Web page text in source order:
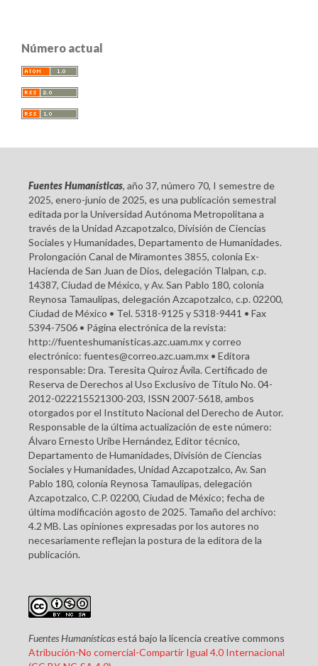
Número actual
Fuentes Humanísticas, año 37, número 70, I semestre de
2025, enero-junio de 2025, es una publicación semestral
editada por la Universidad Autónoma Metropolitana a
través de la Unidad Azcapotzalco, División de Ciencias
Sociales y Humanidades, Departamento de Humanidades.
Prolongación Canal de Miramontes 3855, colonia Ex-
Hacienda de San Juan de Dios, delegación Tlalpan, c.p.
14387, Ciudad de México, y Av. San Pablo 180, colonia
Reynosa Tamaulipas, delegación Azcapotzalco, c.p. 02200,
Ciudad de México • Tel. 5318-9125 y 5318-9441 • Fax
5394-7506 • Página electrónica de la revista:
http://fuenteshumanisticas.azc.uam.mx y correo
electrónico: fuentes@correo.azc.uam.mx • Editora
responsable: Dra. Teresita Quiroz Ávila. Certificado de
Reserva de Derechos al Uso Exclusivo de Título No. 04-
2012-022215521300-203, ISSN 2007-5618, ambos
otorgados por el Instituto Nacional del Derecho de Autor.
Responsable de la última actualización de este número:
Álvaro Ernesto Uribe Hernández, Editor técnico,
Departamento de Humanidades, División de Ciencias
Sociales y Humanidades, Unidad Azcapotzalco, Av. San
Pablo 180, colonia Reynosa Tamaulipas, delegación
Azcapotzalco, C.P. 02200, Ciudad de México; fecha de
última modificación agosto de 2025. Tamaño del archivo:
4.2 MB. Las opiniones expresadas por los autores no
necesariamente reflejan la postura de la editora de la
publicación.
Fuentes Humanísticasestá bajo la licencia creative commons
Atribución-No comercial-Compartir Igual 4.0 Internacional